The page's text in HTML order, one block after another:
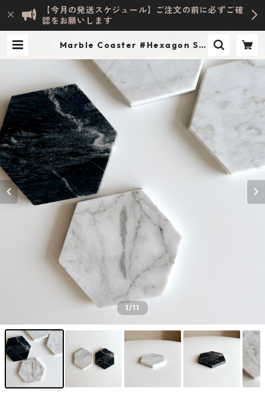
【今月の発送スケジュール】ご注文の前に必ずご確
認をお願いします
Marble Coaster #Hexagon Sh
Y | INTERIOR & LIFESTYLE
1/11